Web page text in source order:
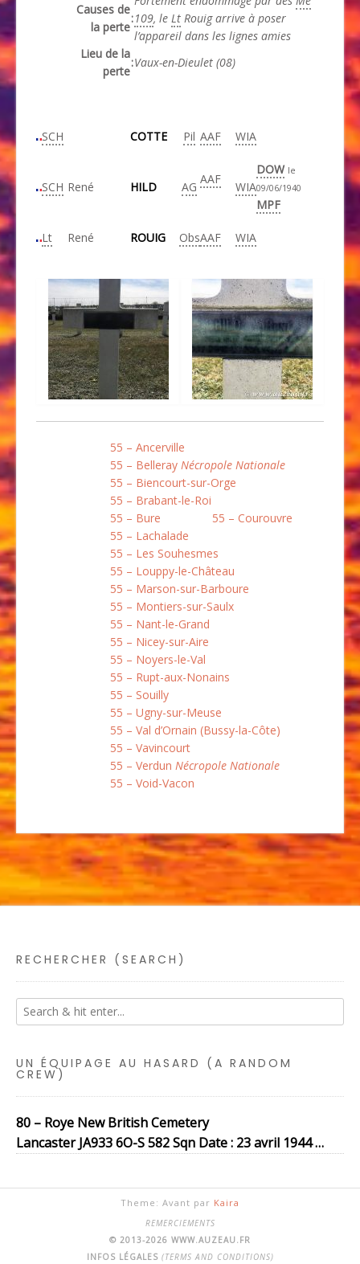
Causes de
la perte
:109, le Lt Rouig arrive à poser
l’appareil dans les lignes amies
Lieu de la
perte
:Vaux-en-Dieulet (08)
SCH COTTE Pil AAF WIA
SCH René HILD AG
AAF
WIA
DOW le
09/06/1940
MPF
Lt René ROUIG ObsAAF WIA
55 – Ancerville
55 – Belleray Nécropole Nationale
55 – Biencourt-sur-Orge
55 – Brabant-le-Roi
55 – Bure
55 – Courouvre
55 – Lachalade
55 – Les Souhesmes
55 – Louppy-le-Château
55 – Marson-sur-Barboure
55 – Montiers-sur-Saulx
55 – Nant-le-Grand
55 – Nicey-sur-Aire
55 – Noyers-le-Val
55 – Rupt-aux-Nonains
55 – Souilly
55 – Ugny-sur-Meuse
55 – Val d’Ornain (Bussy-la-Côte)
55 – Vavincourt
55 – Verdun Nécropole Nationale
55 – Void-Vacon
RECHERCHER (SEARCH)
UN ÉQUIPAGE AU HASARD (A RANDOM
CREW)
80 – Roye New British Cemetery
Lancaster JA933 6O-S 582 Sqn Date : 23 avril 1944 …
Theme: Avant par Kaira
REMERCIEMENTS
© 2013-2026 WWW.AUZEAU.FR
INFOS LÉGALES (TERMS AND CONDITIONS)